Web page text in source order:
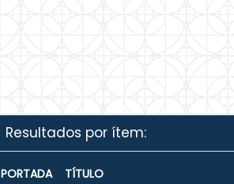
Resultados por ítem:
PORTADA TÍTULO